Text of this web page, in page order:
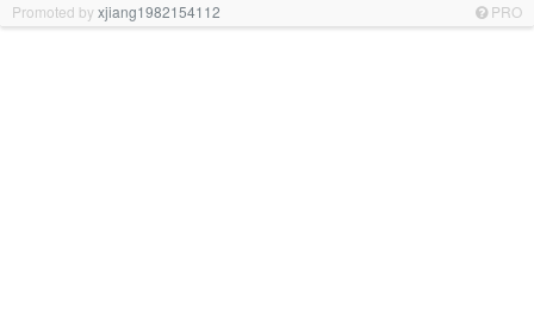
Promoted byxjiang1982154112 PRO